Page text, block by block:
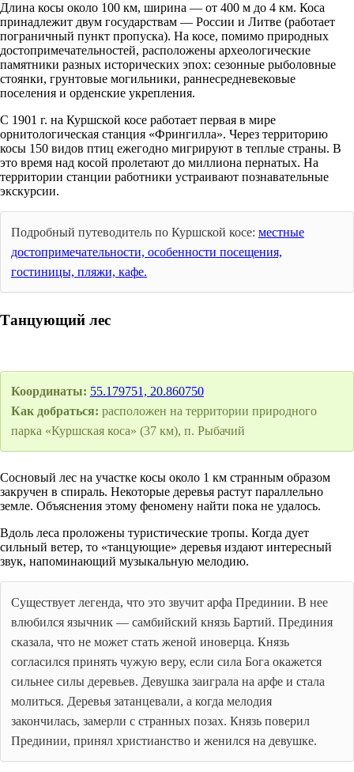
Длина косы около 100 км, ширина — от 400 м до 4 км. Коса
принадлежит двум государствам — России и Литве (работает
пограничный пункт пропуска). На косе, помимо природных
достопримечательностей, расположены археологические
памятники разных исторических эпох: сезонные рыболовные
стоянки, грунтовые могильники, раннесредневековые
поселения и орденские укрепления.
С 1901 г. на Куршской косе работает первая в мире
орнитологическая станция «Фрингилла». Через территорию
косы 150 видов птиц ежегодно мигрируют в теплые страны. В
это время над косой пролетают до миллиона пернатых. На
территории станции работники устраивают познавательные
экскурсии.
Подробный путеводитель по Куршской косе: местные
достопримечательности, особенности посещения,
гостиницы, пляжи, кафе.
Танцующий лес
Координаты: 55.179751, 20.860750
Как добраться: расположен на территории природного
парка «Куршская коса» (37 км), п. Рыбачий
Сосновый лес на участке косы около 1 км странным образом
закручен в спираль. Некоторые деревья растут параллельно
земле. Объяснения этому феномену найти пока не удалось.
Вдоль леса проложены туристические тропы. Когда дует
сильный ветер, то «танцующие» деревья издают интересный
звук, напоминающий музыкальную мелодию.
Существует легенда, что это звучит арфа Прединии. В нее
влюбился язычник — самбийский князь Бартий. Прединия
сказала, что не может стать женой иноверца. Князь
согласился принять чужую веру, если сила Бога окажется
сильнее силы деревьев. Девушка заиграла на арфе и стала
молиться. Деревья затанцевали, а когда мелодия
закончилась, замерли с странных позах. Князь поверил
Прединии, принял христианство и женился на девушке.